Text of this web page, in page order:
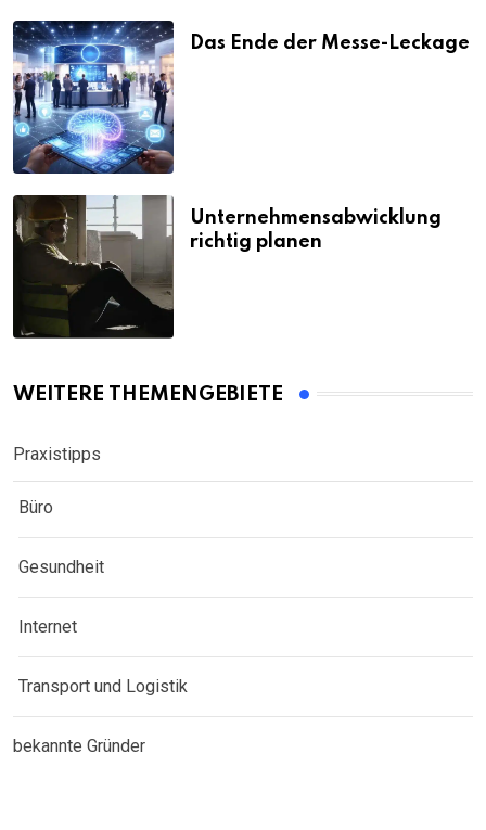
Das Ende der Messe-Leckage
Unternehmensabwicklung
richtig planen
WEITERE THEMENGEBIETE
Praxistipps
Büro
Gesundheit
Internet
Transport und Logistik
bekannte Gründer